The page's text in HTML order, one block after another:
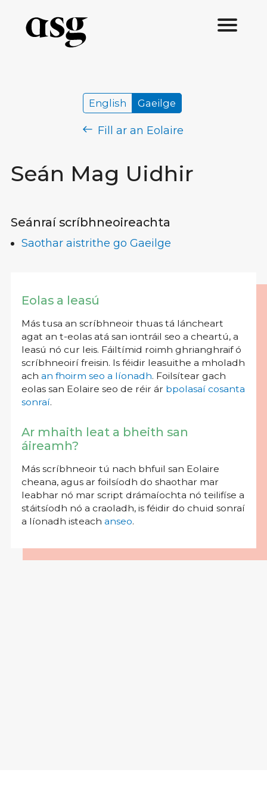
Seán Mag Uidhir
English Gaeilge
Fill ar an Eolaire
Seánraí scríbhneoireachta
Saothar aistrithe go Gaeilge
Eolas a leasú
Más tusa an scríbhneoir thuas tá láncheart
agat an t-eolas atá san iontráil seo a cheartú, a
leasú nó cur leis. Fáiltímid roimh ghrianghraif ó
scríbhneoirí freisin. Is féidir leasuithe a mholadh
ach an fhoirm seo a líonadh. Foilsítear gach
eolas san Eolaire seo de réir ár bpolasaí cosanta
sonraí.
Ar mhaith leat a bheith san
áireamh?
Más scríbhneoir tú nach bhfuil san Eolaire
cheana, agus ar foilsíodh do shaothar mar
leabhar nó mar script drámaíochta nó teilifíse a
stáitsíodh nó a craoladh, is féidir do chuid sonraí
a líonadh isteach anseo.